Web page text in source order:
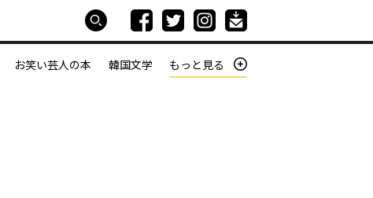
お笑い芸人の本 韓国文学 もっと見る